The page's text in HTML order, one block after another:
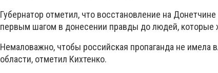
Губернатор отметил, что восстановление на
первым шагом в донесении правды до людей, которые
Немаловажно, чтобы российская пропаганда не имела
области, отметил Кихтенко.